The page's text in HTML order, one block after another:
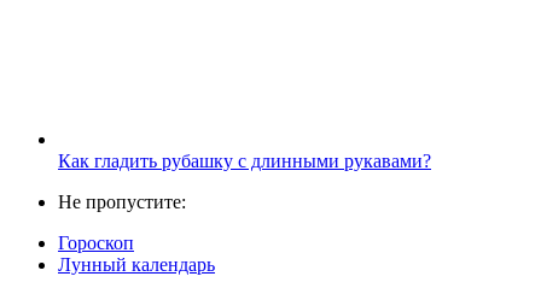
Как гладить рубашку с длинными рукавами?
Не пропустите:
Гороскоп
Лунный календарь